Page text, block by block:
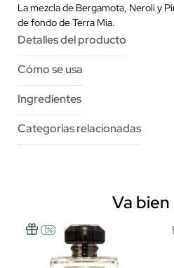
La mezcla de Bergamota, Neroli y
de fondo de Terra Mia.
Detalles del producto
Cómo se usa
Ingredientes
Categorias relacionadas
Va bien